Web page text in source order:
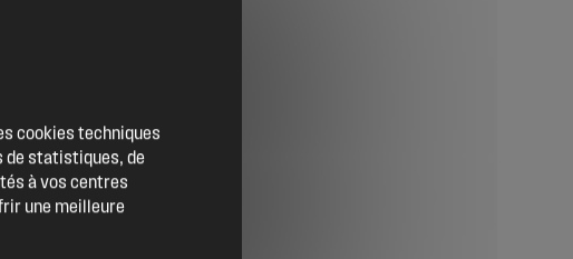
Location de salles
Trouver un artisan
Devenir adhérent
cookies techniques
de statistiques, de
à vos centres
une meilleure